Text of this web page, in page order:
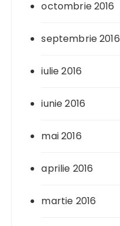
octombrie 2016
septembrie 2016
iulie 2016
iunie 2016
mai 2016
aprilie 2016
martie 2016